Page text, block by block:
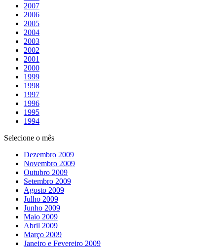
2007
2006
2005
2004
2003
2002
2001
2000
1999
1998
1997
1996
1995
1994
Selecione o mês
Dezembro 2009
Novembro 2009
Outubro 2009
Setembro 2009
Agosto 2009
Julho 2009
Junho 2009
Maio 2009
Abril 2009
Março 2009
Janeiro e Fevereiro 2009